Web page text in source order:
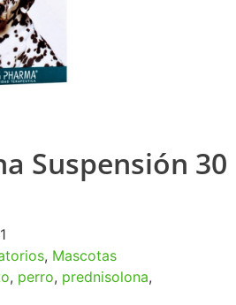
Suspensión 30
, Mascotas
, perro, prednisolona,